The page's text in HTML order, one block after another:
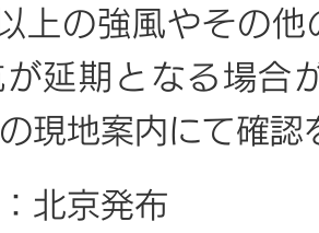
上の強風やその
延期となる場合
現地案内にて確認
北京発布